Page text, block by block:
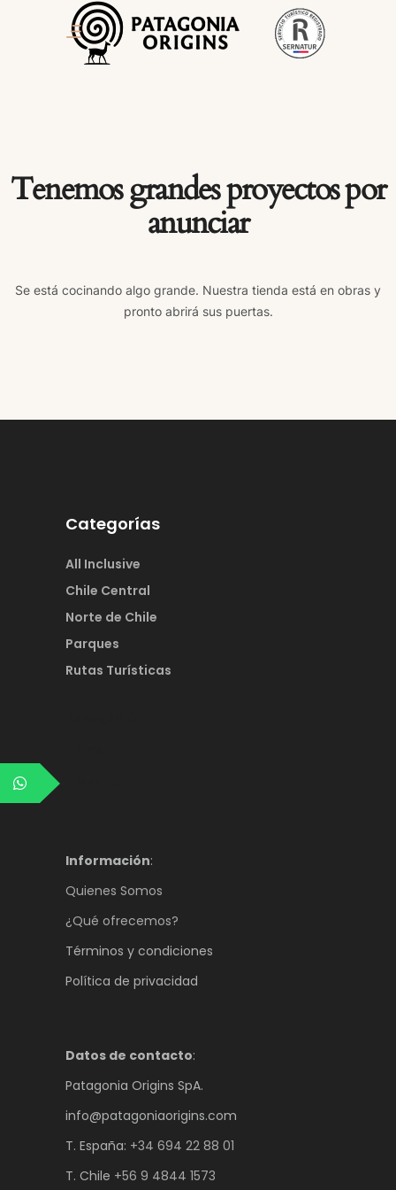
Tenemos grandes proyectos por
anunciar
Se está cocinando algo grande. Nuestra tienda está en obras y
pronto abrirá sus puertas.
Categorías
All Inclusive
Chile Central
Norte de Chile
Parques
Rutas Turísticas
Información:
Quienes Somos
¿Qué ofrecemos?
Términos y condiciones
Política de privacidad
Datos de contacto:
Patagonia Origins SpA.
info@patagoniaorigins.com
T. España: +34 694 22 88 01
T. Chile +56 9 4844 1573